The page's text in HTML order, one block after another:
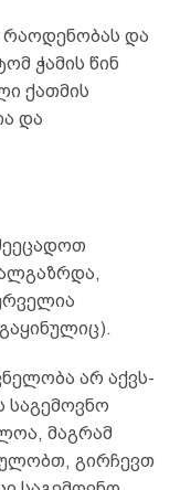
რაოდენობას და
ჭამის წინ
ქათმის
და
არ აქვს-
საგემოვნო
მაგრამ
გირჩევთ